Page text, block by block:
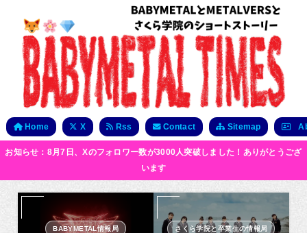
Home X Rss Contact Sitemap
お知らせ：8月7日、Xのフォロワー数が3000人突破しました！ありがとうござ
います
BABYMETAL情報局 さくら学院と卒業生の情報局